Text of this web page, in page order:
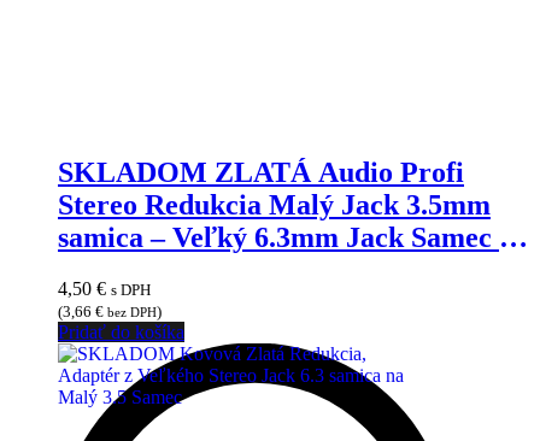
SKLADOM ZLATÁ Audio Profi
Stereo Redukcia Malý Jack 3.5mm
samica – Veľký 6.3mm Jack Samec –
4,50 € s DPH
(3,66 € bez DPH)
Pridať do košíka